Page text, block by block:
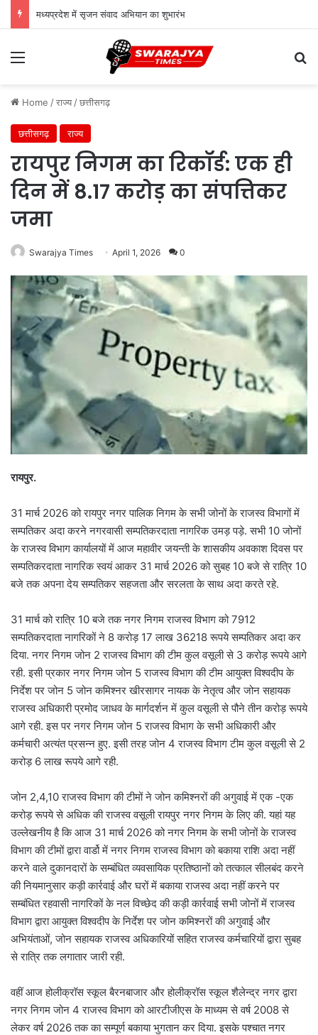
मध्यप्रदेश में सृजन संवाद अभियान का शुभारंभ
Menu
Home /राज्य /छत्तीसगढ़
छत्तीसगढ़ राज्य
रायपुर निगम का रिकॉर्ड: एक ही
दिन में 8.17 करोड़ का संपत्तिकर
जमा
Swarajya Times April 1, 2026 0
रायपुर.
31 मार्च 2026 को रायपुर नगर पालिक निगम के सभी जोनों के राजस्व विभागों में
सम्पतिकर अदा करने नगरवासी सम्पतिकरदाता नागरिक उमड़ पड़े. सभी 10 जोनों
के राजस्व विभाग कार्यालयों में आज महावीर जयन्ती के शासकीय अवकाश दिवस पर
सम्पतिकरदाता नागरिक स्वयं आकर 31 मार्च 2026 को सुबह 10 बजे से रात्रि 10
बजे तक अपना देय सम्पतिकर सहजता और सरलता के साथ अदा करते रहे.
31 मार्च को रात्रि 10 बजे तक नगर निगम राजस्व विभाग को 7912
सम्पतिकरदाता नागरिकों ने 8 करोड़ 17 लाख 36218 रूपये सम्पतिकर अदा कर
दिया. नगर निगम जोन 2 राजस्व विभाग की टीम कुल वसूली से 3 करोड़ रूपये आगे
रही. इसी प्रकार नगर निगम जोन 5 राजस्व विभाग की टीम आयुक्त विश्वदीप के
निर्देश पर जोन 5 जोन कमिश्नर खीरसागर नायक के नेतृत्व और जोन सहायक
राजस्व अधिकारी प्रमोद जाधव के मार्गदर्शन में कुल वसूली से पौने तीन करोड़ रूपये
आगे रही. इस पर नगर निगम जोन 5 राजस्व विभाग के सभी अधिकारी और
कर्मचारी अत्यंत प्रसन्न हुए. इसी तरह जोन 4 राजस्व विभाग टीम कुल वसूली से 2
करोड़ 6 लाख रूपये आगे रही.
जोन 2,4,10 राजस्व विभाग की टीमों ने जोन कमिश्नरों की अगुवाई में एक -एक
करोड़ रूपये से अधिक की राजस्व वसूली रायपुर नगर निगम के लिए की. यहां यह
उल्लेखनीय है कि आज 31 मार्च 2026 को नगर निगम के सभी जोनों के राजस्व
विभाग की टीमों द्वारा वार्डो में नगर निगम राजस्व विभाग को बकाया राशि अदा नहीं
करने वाले दुकानदारों के सम्बंधित व्यवसायिक प्रतिष्ठानों को तत्काल सीलबंद करने
की नियमानुसार कड़ी कार्रवाई और घरों में बकाया राजस्व अदा नहीं करने पर
सम्बंधित रहवासी नागरिकों के नल विच्छेद की कड़ी कार्रवाई सभी जोनों में राजस्व
विभाग द्वारा आयुक्त विश्वदीप के निर्देश पर जोन कमिश्नरों की अगुवाई और
अभियंताओं, जोन सहायक राजस्व अधिकारियों सहित राजस्व कर्मचारियों द्वारा सुबह
से रात्रि तक लगातार जारी रही.
वहीं आज होलीक्रॉस स्कूल बैरनबाजार और होलीक्रॉस स्कूल शैलेन्द्र नगर द्वारा
नगर निगम जोन 4 राजस्व विभाग को आरटीजीएस के माध्यम से वर्ष 2008 से
लेकर वर्ष 2026 तक का सम्पूर्ण बकाया भुगतान कर दिया. इसके पश्चात नगर